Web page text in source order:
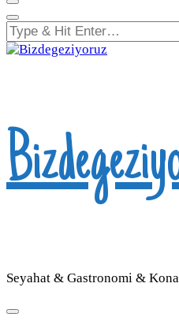
Looking
for
Something?
Seyahat & Gastronomi &